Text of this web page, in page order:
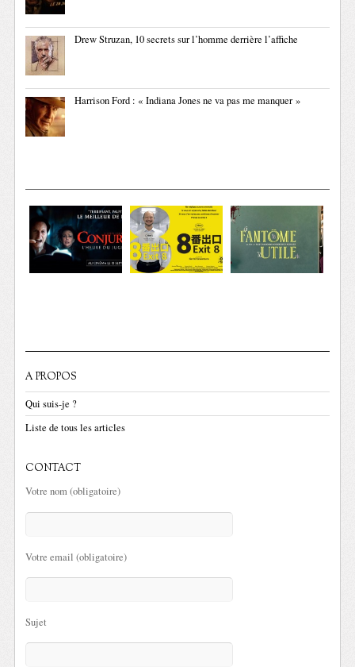
Drew Struzan, 10 secrets sur l’homme derrière l’affiche
Harrison Ford : « Indiana Jones ne va pas me manquer »
A PROPOS
Qui suis-je ?
Liste de tous les articles
CONTACT
Votre nom (obligatoire)
Votre email (obligatoire)
Sujet